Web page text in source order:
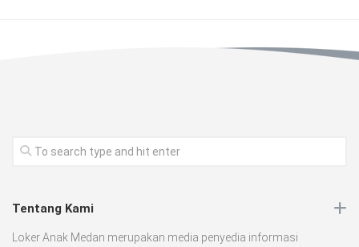
Tentang Kami
Loker Anak Medan merupakan media penyedia informasi